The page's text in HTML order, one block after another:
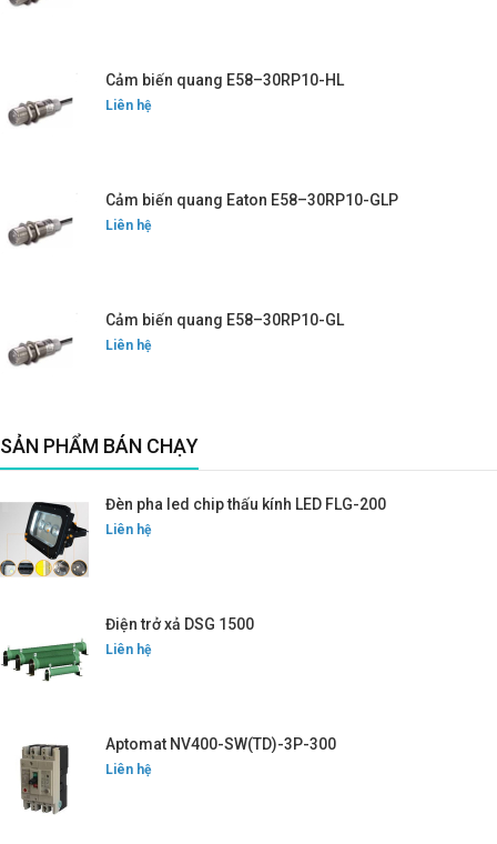
Cảm biến quang E58–30RP10-HL
Liên hệ
Cảm biến quang Eaton E58–30RP10-GLP
Liên hệ
Cảm biến quang E58–30RP10-GL
Liên hệ
SẢN PHẨM BÁN CHẠY
Đèn pha led chip thấu kính LED FLG-200
Liên hệ
Điện trở xả DSG 1500
Liên hệ
Aptomat NV400-SW(TD)-3P-300
Liên hệ